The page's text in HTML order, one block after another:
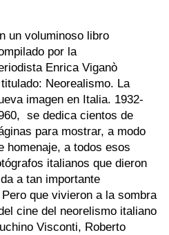
un voluminoso libro
por la
Enrica Viganò
Neorealismo. La
imagen en Italia. 1932-
, se dedica cientos de
para mostrar, a modo
homenaje, a todos esos
italianos que dieron
a tan importante
que vivieron a la sombra
cine del neorelismo italiano
Visconti, Roberto